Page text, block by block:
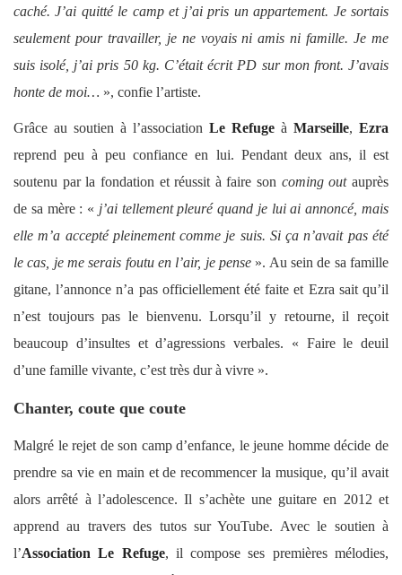
caché. J’ai quitté le camp et j’ai pris un appartement. Je sortais
seulement pour travailler, je ne voyais ni amis ni famille. Je me
suis isolé, j’ai pris 50 kg. C’était écrit PD sur mon front. J’avais
honte de moi… », confie l’artiste.
Grâce au soutien à l’association Le Refuge à Marseille, Ezra
reprend peu à peu confiance en lui. Pendant deux ans, il est
soutenu par la fondation et réussit à faire son coming outauprès
de sa mère : « j’ai tellement pleuré quand je lui ai annoncé, mais
elle m’a accepté pleinement comme je suis. Si ça n’avait pas été
le cas, je me serais foutu en l’air, je pense ». Au sein de sa famille
gitane, l’annonce n’a pas officiellement été faite et Ezra sait qu’il
n’est toujours pas le bienvenu. Lorsqu’il y retourne, il reçoit
beaucoup d’insultes et d’agressions verbales. « Faire le deuil
d’une famille vivante, c’est très dur à vivre ».
Chanter, coute que coute
Malgré le rejet de son camp d’enfance, le jeune homme décide de
prendre sa vie en main et de recommencer la musique, qu’il avait
alors arrêté à l’adolescence. Il s’achète une guitare en 2012 et
apprend au travers des tutos sur YouTube. Avec le soutien à
l’Association Le Refuge, il compose ses premières mélodies,